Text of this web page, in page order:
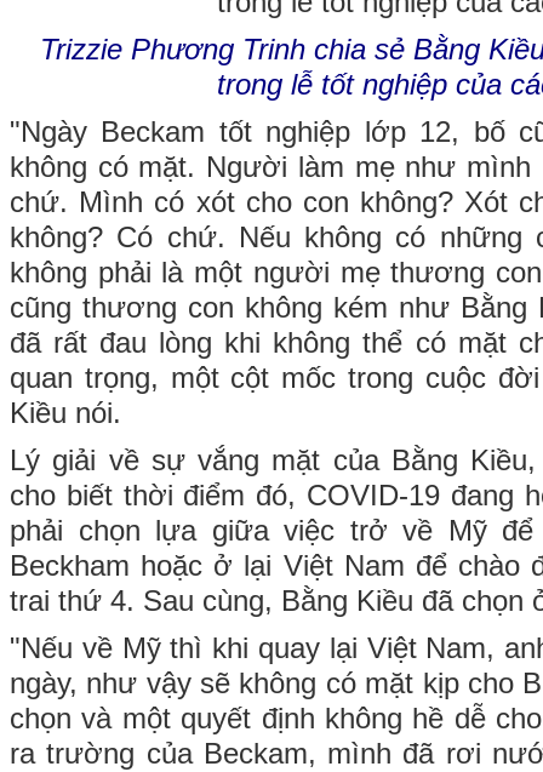
Trizzie Phương Trinh chia sẻ Bằng
trong lễ tốt nghiệp của
"Ngày Beckam tốt nghiệp lớp 12, bố
không có mặt. Người làm mẹ như mình
chứ. Mình có xót cho con không? Xót
không? Có chứ. Nếu không có những
không phải là một người mẹ thương
cũng thương con không kém như Bằng
đã rất đau lòng khi không thể có mặt
quan trọng, một cột mốc trong cuộc
Kiều nói.
Lý giải về sự vắng mặt của Bằng
cho biết thời điểm đó, COVID-19 đang
phải chọn lựa giữa việc trở về Mỹ
Beckham hoặc ở lại Việt Nam để chào
trai thứ 4. Sau cùng, Bằng Kiều đã chọn
"Nếu về Mỹ thì khi quay lại Việt Nam,
ngày, như vậy sẽ không có mặt kịp cho
chọn và một quyết định không hề dễ
ra trường của Beckam, mình đã rơi